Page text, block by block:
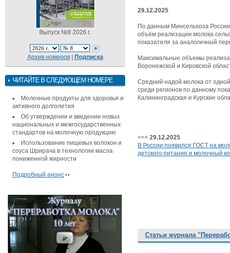
Выпуск №8 2026 г.
Архив номеров| Подписка
ЧИТАЙТЕ В СЛЕДУЮЩЕМ НОМЕРЕ
Молочные продукты для здоровья и
активного долголетия
Об утверждении и введении новых
национальных и межгосударственных
стандартов на молочную продукцию
Использование пищевых волокон и
соуса Шрирача в технологии масла
пониженной жирности
Подробный анонс
29.12.2025
По данным Минсельхоза
объём реализации молока
показателя за аналогичный
Максимальные объемы
Воронежской и Кировской
Средний надой молока от
среди регионов по данному
Калининградская и Курские
<<< 29.12.2025
В России появился ГОСТ на
детского питания и молочный
Статьи журнала